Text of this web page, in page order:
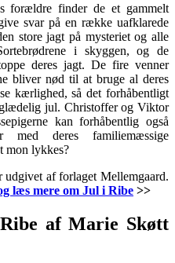
forældre finder de et gammelt
svar på en række uafklarede
store jagt på mysteriet og alle
i skyggen, og de
deres jagt. De fire venner
bliver nød til at bruge al deres
kærlighed, så det forhåbentligt
jul. Christoffer og Viktor
kan forhåbentlig også
deres familiemæssige
mon lykkes?
af forlaget Mellemgaard.
læs mere om Jul i Ribe >>
af Marie Skøtt